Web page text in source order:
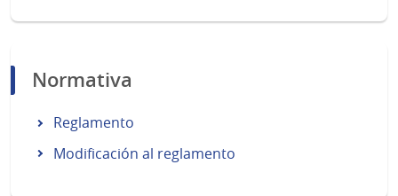
Normativa
Reglamento
Modificación al reglamento